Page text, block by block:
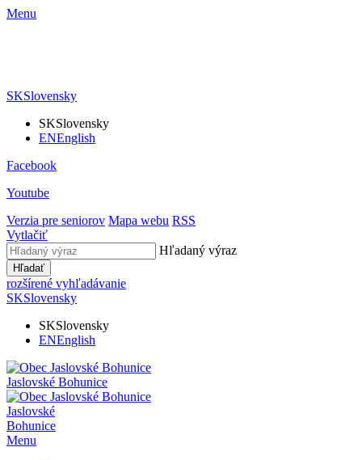
Menu
SKSlovensky
SKSlovensky
ENEnglish
Facebook
Youtube
Verzia pre seniorov Mapa webu RSS
Vytlačiť
Hľadaný výraz
Hľadať
rozšírené vyhľadávanie
SKSlovensky
SKSlovensky
ENEnglish
Jaslovské Bohunice
Jaslovské
Bohunice
Menu